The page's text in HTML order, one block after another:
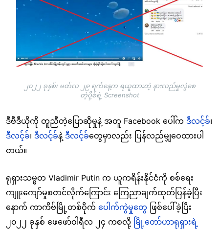
၂၀၂၂ ခုနှစ်၊ မတ်လ ၂၉ ရက်နေ့က ရယူထားတဲ့ နားလည်မှုလွဲစေ
တဲ့ပို့စ်ရဲ့ Screenshot
ဒီဗီဒီယိုကို တူညီတဲ့ပြောဆိုမှုနဲ့ အတူ Facebook ပေါ်က ဒီလင့်ခ်၊
ဒီလင့်ခ်၊ ဒီလင့်ခ်နဲ့ ဒီလင့်ခ်တွေမှာလည်း ပြန်လည်မျှဝေထားပါ
တယ်။
ရုရှားသမ္မတ Vladimir Putin က ယူကရိန်းနိုင်ငံကို စစ်ရေး
ကျူးကျော်မှုစတင်လိုက်ကြောင်း ကြေညာချက်ထုတ်ပြန်ခဲ့ပြီး
နောက် ကာကိဗ်မြို့တစ်ဝိုက် ပေါက်ကွဲမှုတွေ ဖြစ်ပေါ်ခဲ့ပြီး
၂၀၂၂ ခုနှစ် ဖေဖော်ဝါရီလ ၂၄ ကစလို့ မြို့တော်ဟာရုရှားရဲ့